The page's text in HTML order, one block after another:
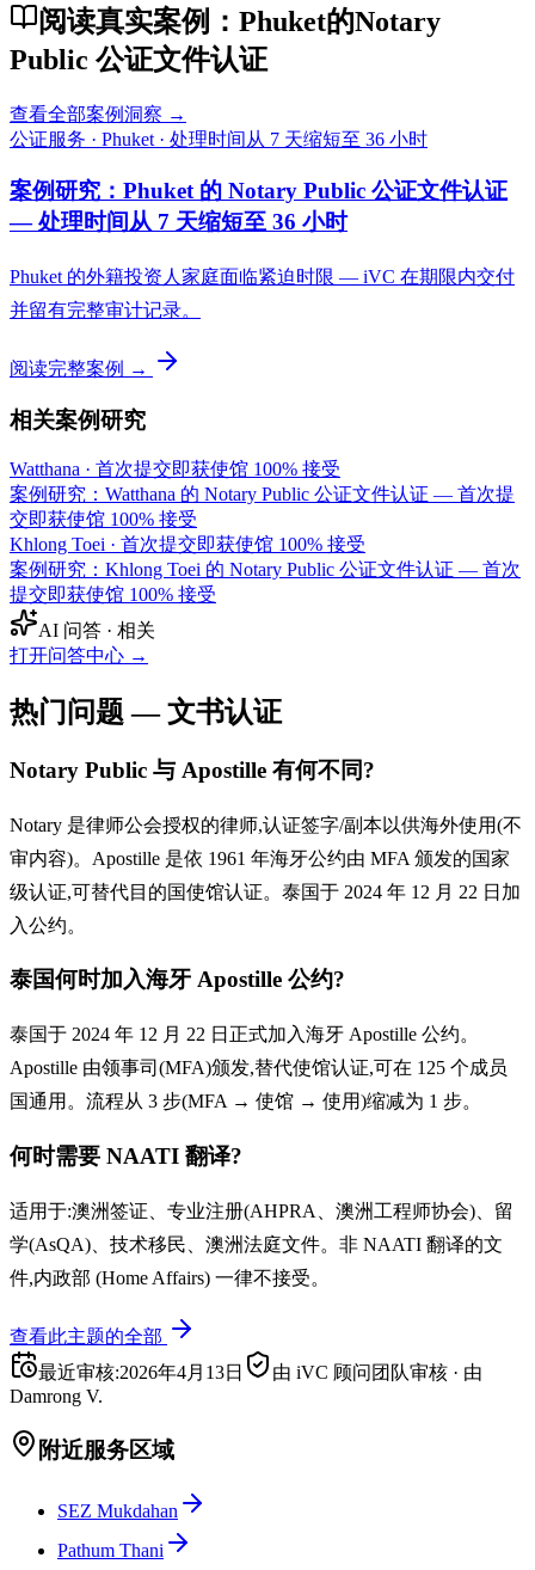
阅读真实案例：Phuket的Notary
Public 公证文件认证
查看全部案例洞察 →
公证服务 · Phuket · 处理时间从 7 天缩短至 36 小时
案例研究：Phuket 的 Notary Public 公证文件认证
— 处理时间从 7 天缩短至 36 小时
Phuket 的外籍投资人家庭面临紧迫时限 — iVC 在期限内交付
并留有完整审计记录。
阅读完整案例 →
相关案例研究
Watthana · 首次提交即获使馆 100% 接受
案例研究：Watthana 的 Notary Public 公证文件认证 — 首次提
交即获使馆 100% 接受
Khlong Toei · 首次提交即获使馆 100% 接受
案例研究：Khlong Toei 的 Notary Public 公证文件认证 — 首次
提交即获使馆 100% 接受
AI 问答 · 相关
打开问答中心 →
热门问题 — 文书认证
Notary Public 与 Apostille 有何不同?
Notary 是律师公会授权的律师,认证签字/副本以供海外使用(不
审内容)。Apostille 是依 1961 年海牙公约由 MFA 颁发的国家
级认证,可替代目的国使馆认证。泰国于 2024 年 12 月 22 日加
入公约。
泰国何时加入海牙 Apostille 公约?
泰国于 2024 年 12 月 22 日正式加入海牙 Apostille 公约。
Apostille 由领事司(MFA)颁发,替代使馆认证,可在 125 个成员
国通用。流程从 3 步(MFA → 使馆 → 使用)缩减为 1 步。
何时需要 NAATI 翻译?
适用于:澳洲签证、专业注册(AHPRA、澳洲工程师协会)、留
学(AsQA)、技术移民、澳洲法庭文件。非 NAATI 翻译的文
件,内政部 (Home Affairs) 一律不接受。
查看此主题的全部
最近审核:2026年4月13日 由 iVC 顾问团队审核 · 由
Damrong V.
附近服务区域
SEZ Mukdahan
Pathum Thani